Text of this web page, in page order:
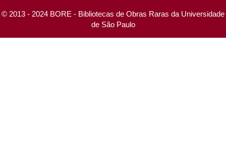
© 2013 - 2024 BORE - Bibliotecas de Obras Raras da Universidade
de São Paulo